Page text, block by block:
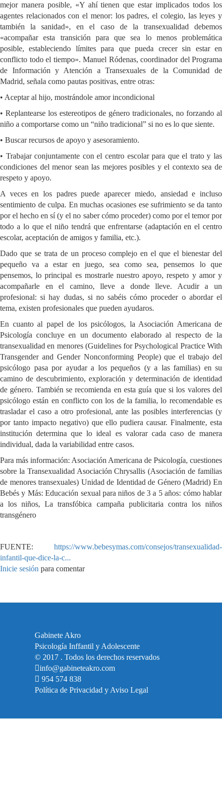
mejor manera posible, «Y ahí tienen que estar implicados todos los
agentes relacionados con el menor: los padres, el colegio, las leyes y
también la sanidad», en el caso de la transexualidad debemos
«acompañar esta transición para que sea lo menos problemática
posible, estableciendo límites para que pueda crecer sin estar en
conflicto todo el tiempo». Manuel Ródenas, coordinador del Programa
de Información y Atención a Transexuales de la Comunidad de
Madrid, señala como pautas positivas, entre otras:
• Aceptar al hijo, mostrándole amor incondicional
• Replantearse los estereotipos de género tradicionales, no forzando al
niño a comportarse como un “niño tradicional” si no es lo que siente.
• Buscar recursos de apoyo y asesoramiento.
• Trabajar conjuntamente con el centro escolar para que el trato y las
condiciones del menor sean las mejores posibles y el contexto sea de
respeto y apoyo.
A veces en los padres puede aparecer miedo, ansiedad e incluso
sentimiento de culpa. En muchas ocasiones ese sufrimiento se da tanto
por el hecho en sí (y el no saber cómo proceder) como por el temor por
todo a lo que el niño tendrá que enfrentarse (adaptación en el centro
escolar, aceptación de amigos y familia, etc.).
Dado que se trata de un proceso complejo en el que el bienestar del
pequeño va a estar en juego, sea como sea, pensemos lo que
pensemos, lo principal es mostrarle nuestro apoyo, respeto y amor y
acompañarle en el camino, lleve a donde lleve. Acudir a un
profesional: si hay dudas, si no sabéis cómo proceder o abordar el
tema, existen profesionales que pueden ayudaros.
En cuanto al papel de los psicólogos, la Asociación Americana de
Psicología concluye en un documento elaborado al respecto de la
transexualidad en menores (Guidelines for Psychological Practice With
Transgender and Gender Nonconforming People) que el trabajo del
psicólogo pasa por ayudar a los pequeños (y a las familias) en su
camino de descubrimiento, exploración y determinación de identidad
de género. También se recomienda en esta guía que si los valores del
psicólogo están en conflicto con los de la familia, lo recomendable es
trasladar el caso a otro profesional, ante las posibles interferencias (y
por tanto impacto negativo) que ello pudiera causar. Finalmente, esta
institución determina que lo ideal es valorar cada caso de manera
individual, dada la variabilidad entre casos.
Para más información: Asociación Americana de Psicología, cuestiones
sobre la Transexualidad Asociación Chrysallis (Asociación de familias
de menores transexuales) Unidad de Identidad de Género (Madrid) En
Bebés y Más: Educación sexual para niños de 3 a 5 años: cómo hablar
a los niños, La transfóbica campaña publicitaria contra los niños
transgénero
FUENTE: https://www.bebesymas.com/consejos/transexualidad-
infantil-que-dice-la-c...
Inicie sesión para comentar
Gabinete Akro
Psicología Inffantil y Adolescente
© 2017 . Todos los derechos reservados
info@gabineteakro.com
954 574 838
Política de Privacidad y Aviso Legal